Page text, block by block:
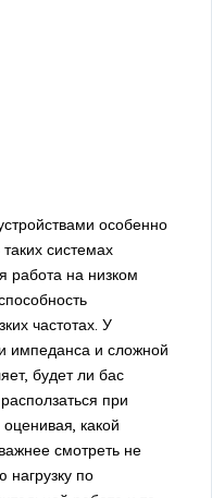
особенно
системах
работа на низком
частотах. У
импеданса и сложной
будет ли бас
при
какой
смотреть не
нагрузку по